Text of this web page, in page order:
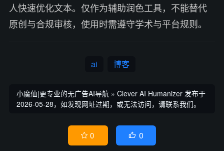
人快速优化文本。仅作为辅助润色工具，不能替代
原创与合规审核，使用时需遵守学术与平台规则。
ai 博客
小魔仙|更专业的无广告AI导航 » Clever AI Humanizer 发布于
2026-05-28，如发现网址过期，或无法访问，请联系我们。
 0  0